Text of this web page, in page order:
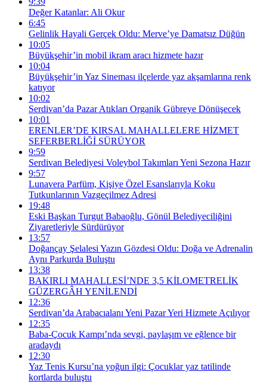
Değer Katanlar: Ali Okur
6:45
Gelinlik Hayali Gerçek Oldu: Merve’ye Damatsız Düğün
10:05
Büyükşehir’in mobil ikram aracı hizmete hazır
10:04
Büyükşehir’in Yaz Sineması ilçelerde yaz akşamlarına renk
katıyor
10:02
Serdivan’da Pazar Atıkları Organik Gübreye Dönüşecek
10:01
ERENLER’DE KIRSAL MAHALLELERE HİZMET
SEFERBERLİĞİ SÜRÜYOR
9:59
Serdivan Belediyesi Voleybol Takımları Yeni Sezona Hazır
9:57
Lunavera Parfüm, Kişiye Özel Esanslarıyla Koku
Tutkunlarının Vazgeçilmez Adresi
19:48
Eski Başkan Turgut Babaoğlu, Gönül Belediyeciliğini
Ziyaretleriyle Sürdürüyor
13:57
Doğançay Şelalesi Yazın Gözdesi Oldu: Doğa ve Adrenalin
Aynı Parkurda Buluştu
13:38
BAKIRLI MAHALLESİ’NDE 3,5 KİLOMETRELİK
GÜZERGÂH YENİLENDİ
12:36
Serdivan’da Arabacıalanı Yeni Pazar Yeri Hizmete Açılıyor
12:35
Baba-Çocuk Kampı’nda sevgi, paylaşım ve eğlence bir
aradaydı
12:30
Yaz Tenis Kursu’na yoğun ilgi: Çocuklar yaz tatilinde
kortlarda buluştu